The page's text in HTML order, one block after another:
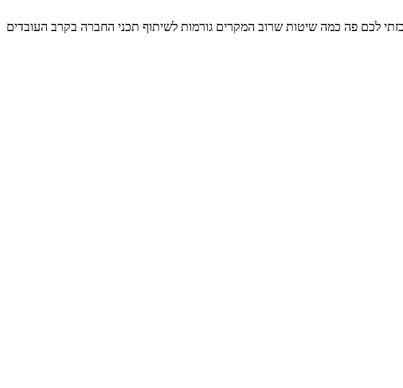
לכם פה כמה שיטות שרוב המקרים גורמות לשיתוף תכני החברה בקרב העובדים